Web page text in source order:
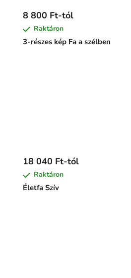
3-részes kép Fa a szélben
8 800 Ft-tól
Raktáron
Életfa Szív
18 040 Ft-tól
Raktáron